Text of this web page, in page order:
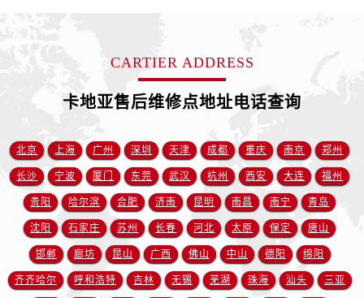
CARTIER ADDRESS
卡地亚售后维修点地址电话查询
北京 上海 广州 深圳 天津 成都 重庆 南京 郑州
长沙 宁波 厦门 东莞 武汉 杭州 西安 大连 福州
贵阳 哈尔滨 合肥 济南 昆明 南昌 南宁 青岛
沈阳 石家庄 苏州 长春 河北 太原 保定 唐山
邯郸 廊坊 昆山 广西 佛山 中山 德阳 绵阳
齐齐哈尔 呼和浩特 吉林 无锡 芜湖 珠海 汕头 三亚